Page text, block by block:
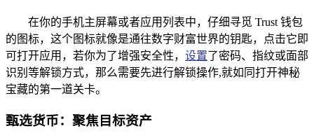
在你的手机主屏幕或者应用列表中，仔细寻觅 Trust 钱包
的图标，这个图标就像是通往数字财富世界的钥匙，点击它即
可打开应用，若你为了增强安全性， 设置了密码、指纹或面部
识别等解锁方式，那么需要先进行解锁操作,就如同打开神秘
宝藏的第一道关卡。
甄选货币：聚焦目标资产